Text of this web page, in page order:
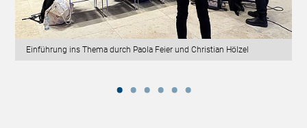
Einführung ins Thema durch Paola Feier und Christian Hölzel